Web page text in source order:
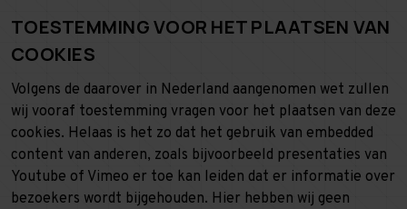
TOESTEMMING VOOR HET PLAATSEN VAN
COOKIES
Volgens de daarover in Nederland aangenomen wet zullen
wij vooraf toestemming vragen voor het plaatsen van deze
cookies. Helaas is het zo dat het gebruik van embedded
content van anderen, zoals bijvoorbeeld presentaties van
Youtube of Vimeo er toe kan leiden dat er informatie over
bezoekers wordt bijgehouden. Hier hebben wij geen